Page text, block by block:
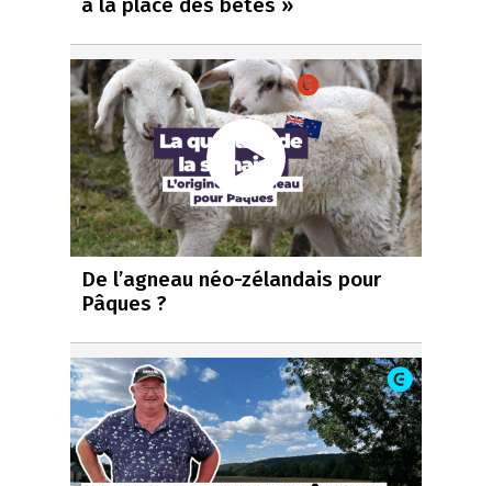
De l’agneau néo-zélandais pour
Pâques ?